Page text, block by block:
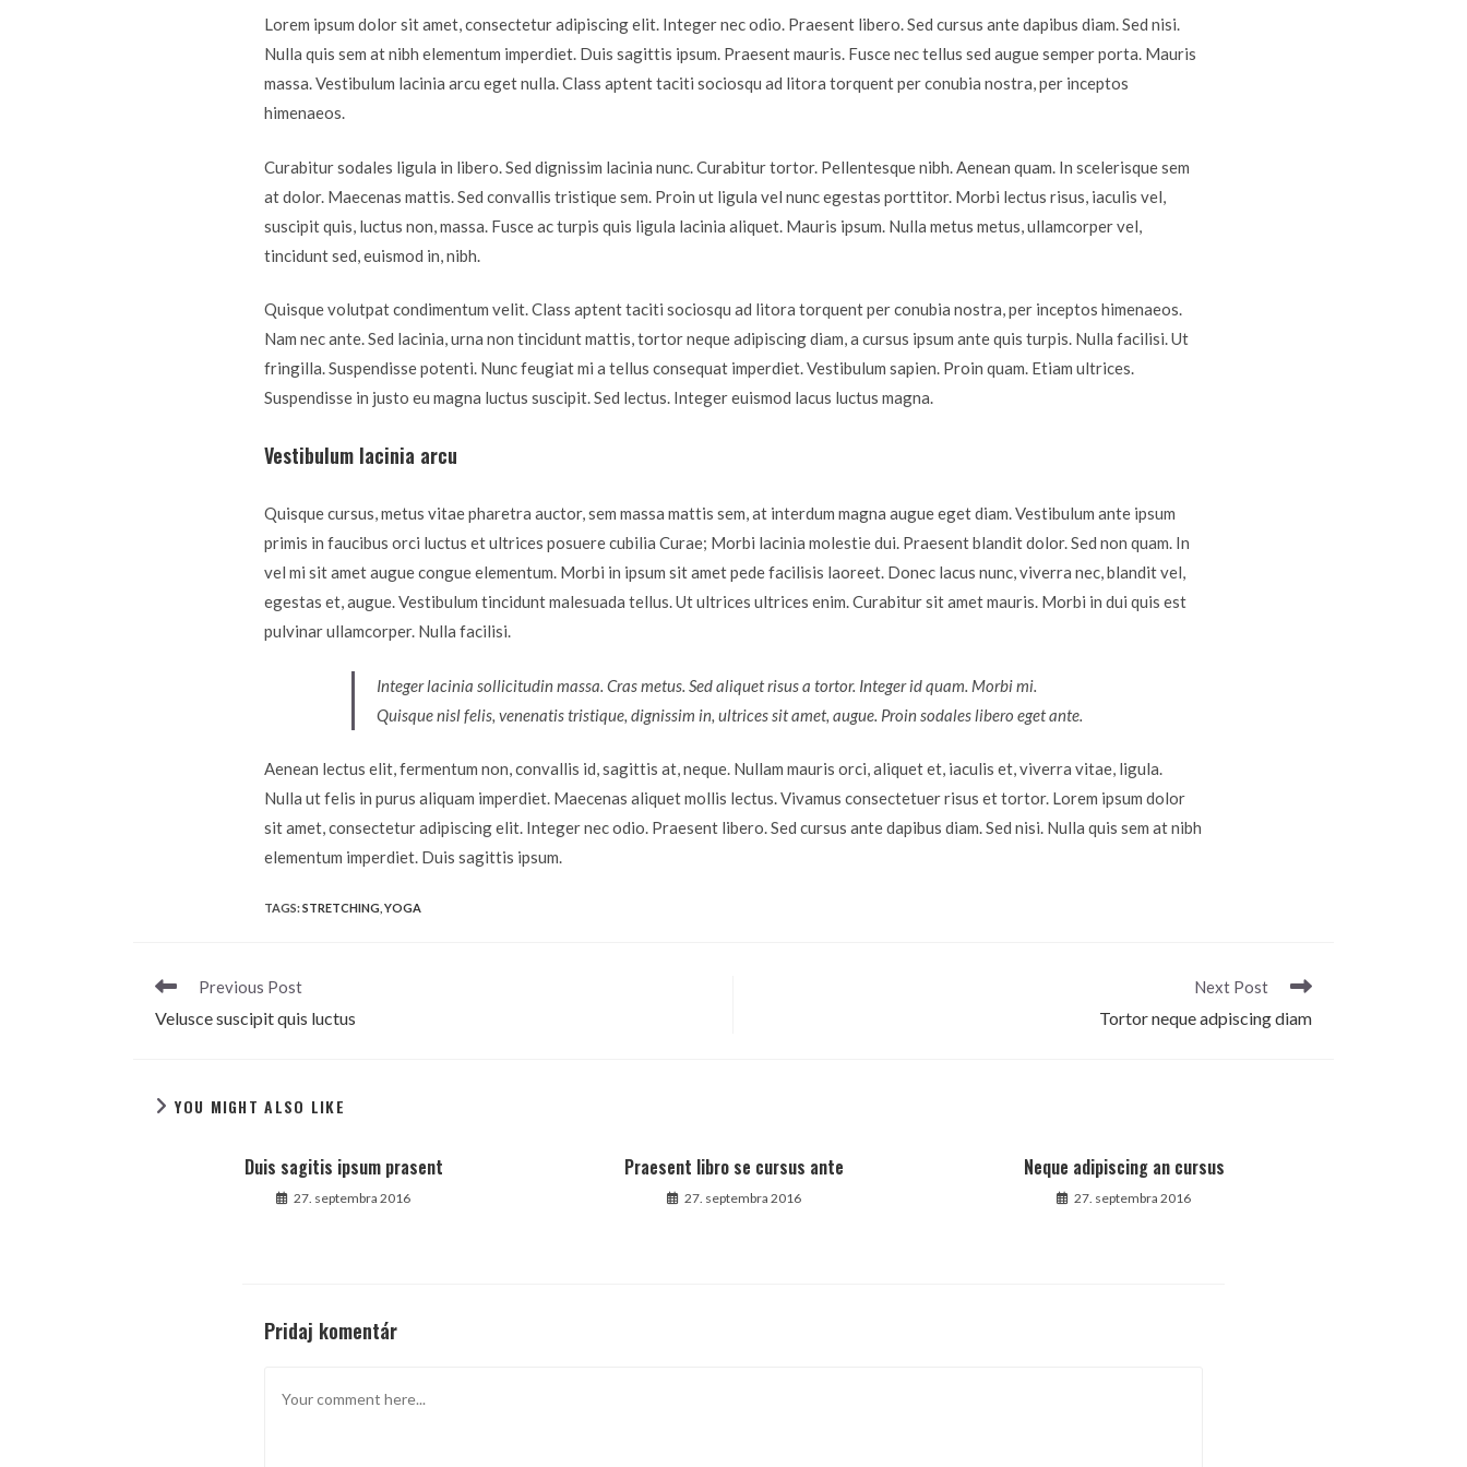
Lorem ipsum dolor sit amet, consectetur adipiscing elit. Integer nec odio. Praesent libero. Sed cursus ante dapibus diam. Sed nisi.
Nulla quis sem at nibh elementum imperdiet. Duis sagittis ipsum. Praesent mauris. Fusce nec tellus sed augue semper porta. Mauris
massa. Vestibulum lacinia arcu eget nulla. Class aptent taciti sociosqu ad litora torquent per conubia nostra, per inceptos
himenaeos.
Curabitur sodales ligula in libero. Sed dignissim lacinia nunc. Curabitur tortor. Pellentesque nibh. Aenean quam. In scelerisque sem
at dolor. Maecenas mattis. Sed convallis tristique sem. Proin ut ligula vel nunc egestas porttitor. Morbi lectus risus, iaculis vel,
suscipit quis, luctus non, massa. Fusce ac turpis quis ligula lacinia aliquet. Mauris ipsum. Nulla metus metus, ullamcorper vel,
tincidunt sed, euismod in, nibh.
Quisque volutpat condimentum velit. Class aptent taciti sociosqu ad litora torquent per conubia nostra, per inceptos himenaeos.
Nam nec ante. Sed lacinia, urna non tincidunt mattis, tortor neque adipiscing diam, a cursus ipsum ante quis turpis. Nulla facilisi. Ut
fringilla. Suspendisse potenti. Nunc feugiat mi a tellus consequat imperdiet. Vestibulum sapien. Proin quam. Etiam ultrices.
Suspendisse in justo eu magna luctus suscipit. Sed lectus. Integer euismod lacus luctus magna.
Vestibulum lacinia arcu
Quisque cursus, metus vitae pharetra auctor, sem massa mattis sem, at interdum magna augue eget diam. Vestibulum ante ipsum
primis in faucibus orci luctus et ultrices posuere cubilia Curae; Morbi lacinia molestie dui. Praesent blandit dolor. Sed non quam. In
vel mi sit amet augue congue elementum. Morbi in ipsum sit amet pede facilisis laoreet. Donec lacus nunc, viverra nec, blandit vel,
egestas et, augue. Vestibulum tincidunt malesuada tellus. Ut ultrices ultrices enim. Curabitur sit amet mauris. Morbi in dui quis est
pulvinar ullamcorper. Nulla facilisi.
Integer lacinia sollicitudin massa. Cras metus. Sed aliquet risus a tortor. Integer id quam. Morbi mi.
Quisque nisl felis, venenatis tristique, dignissim in, ultrices sit amet, augue. Proin sodales libero eget ante.
Aenean lectus elit, fermentum non, convallis id, sagittis at, neque. Nullam mauris orci, aliquet et, iaculis et, viverra vitae, ligula.
Nulla ut felis in purus aliquam imperdiet. Maecenas aliquet mollis lectus. Vivamus consectetuer risus et tortor. Lorem ipsum dolor
sit amet, consectetur adipiscing elit. Integer nec odio. Praesent libero. Sed cursus ante dapibus diam. Sed nisi. Nulla quis sem at nibh
elementum imperdiet. Duis sagittis ipsum.
TAGS:STRETCHING YOGA
Read
articles
Previous Post
Velusce suscipit quis luctus
Next Post
Tortor neque adpiscing diam
YOU MIGHT ALSO LIKE
Duis sagitis ipsum prasent
27. septembra 2016
Praesent libro se cursus ante
27. septembra 2016
Neque adipiscing an cursus
27. septembra 2016
Pridaj komentár